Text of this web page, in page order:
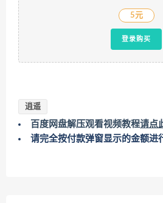
5元
登录购买
逍遥
百度网盘解压观看视频教程请点
请完全按付款弹窗显示的金额进